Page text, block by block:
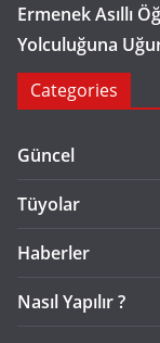
Ermenek Asıllı
Yolculuğuna
Categories
Güncel
Tüyolar
Haberler
Nasıl Yapılır ?